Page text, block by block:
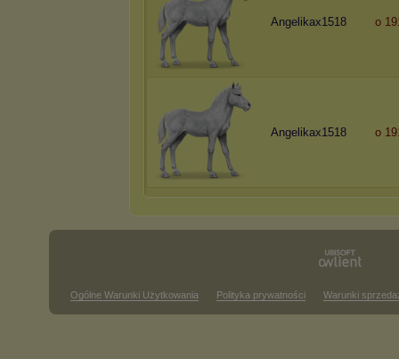
Angelikax1518 o
Angelikax1518 o
Ogólne Warunki Użytkowania Polityka prywatności Warunki